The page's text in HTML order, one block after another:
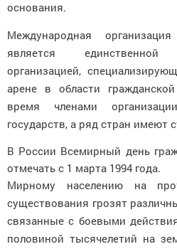
основания.
Международная
является единственной
организацией,
арене в области
время членами
государств, а ряд стран имеют
В России Всемирный день
отмечать с 1 марта 1994 года.
Мирному населению на
существования грозят
связанные с боевыми
половиной тысячелетий на